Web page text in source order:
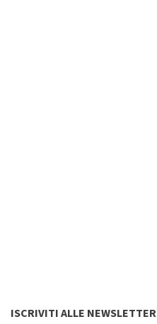
ISCRIVITI ALLE NEWSLETTER